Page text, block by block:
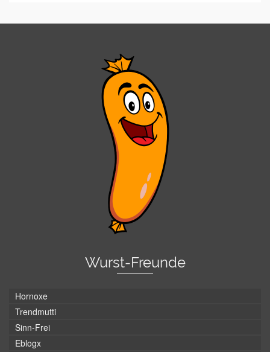
Wurst-Freunde
Hornoxe
Trendmutti
Sinn-Frei
Eblogx